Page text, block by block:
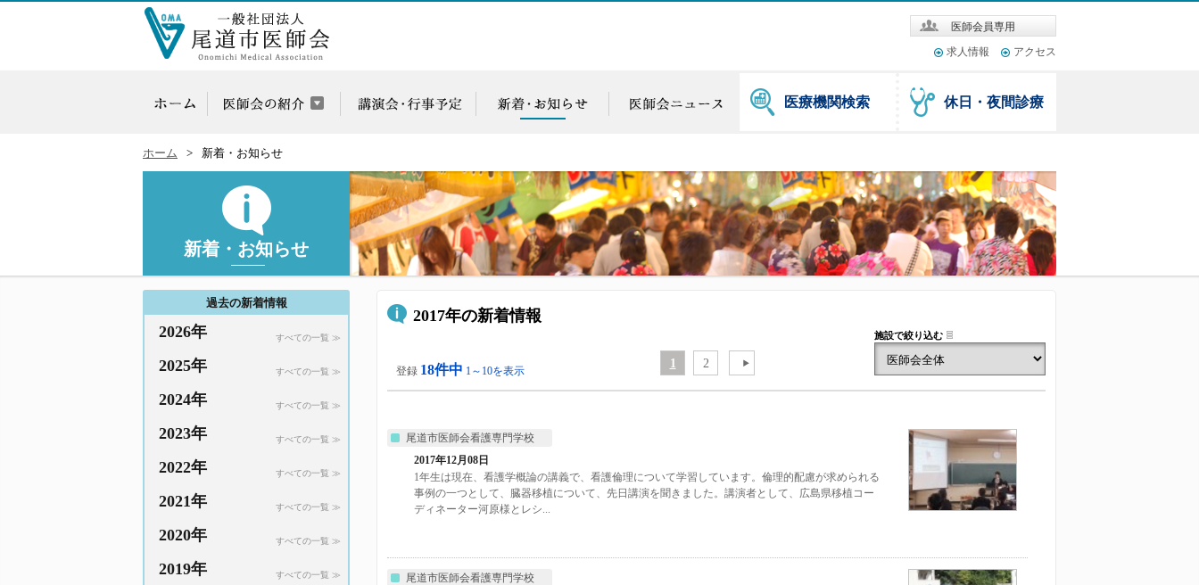
医師会員専用
アクセス
求人情報
医療機関検索 休日・夜間診療
ホーム 新着・お知らせ
新着・お知らせ
2017年の新着情報
登録 18件中 1～10を表示
1 2
施設で絞り込む
尾道市医師会看護専門学校
2017年12月08日
1年生は現在、看護学概論の講義で、看護倫理について学習しています。倫理的配慮が求められる
事例の一つとして、臓器移植について、先日講演を聞きました。講演者として、広島県移植コー
ディネーター河原様とレシ...
尾道市医師会看護専門学校
過去の新着情報
2026年 すべての一覧 ≫
2025年 すべての一覧 ≫
2024年 すべての一覧 ≫
2023年 すべての一覧 ≫
2022年 すべての一覧 ≫
2021年 すべての一覧 ≫
2020年 すべての一覧 ≫
2019年 すべての一覧 ≫